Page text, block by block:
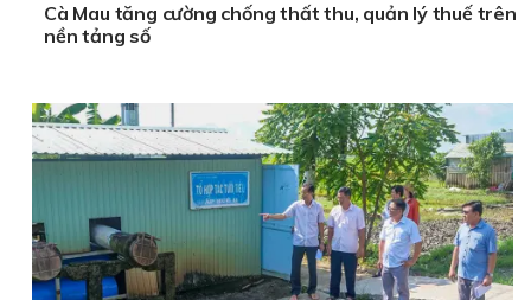
Cà Mau tăng cường chống thất thu, quản lý thuế trên
nền tảng số